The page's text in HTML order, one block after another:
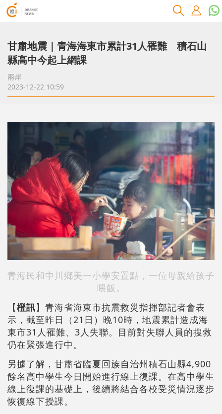
甘肅地震｜青海海東市累計31人罹難 積石山
縣高中今起上網課
兩岸
2023-12-22 10:59
青海民和中川鄉美一小學安置點，一位母親給孩子
喂飯。
【橙訊】青海省海東市抗震救災指揮部記者會表
示，截至昨日（21日）晚10時，地震累計造成海
東市31人罹難、3人失聯。目前對失聯人員的搜救
仍在緊張進行中。
另據了解，甘肅省臨夏回族自治州積石山縣4,900
餘名高中學生今日開始進行線上復課。在高中學生
線上復課的基礎上，後續將結合各校受災情況逐步
恢復線下授課。